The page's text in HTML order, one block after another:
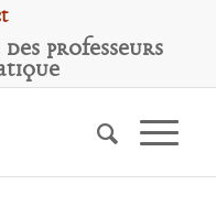
Professeurs